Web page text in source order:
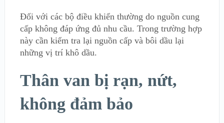
Đối với các bộ điều khiển thường do nguồn cung
cấp không đáp ứng đủ nhu cầu. Trong trường hợp
này cần kiểm tra lại nguồn cấp và bôi dầu lại
những vị trí khô dầu.
Thân van bị rạn, nứt,
không đảm bảo